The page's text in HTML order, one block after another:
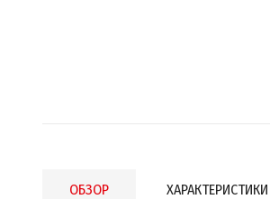
ОБЗОР ХАРАКТЕРИСТИКИ